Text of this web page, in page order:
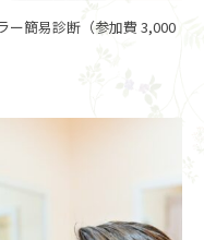
簡易診断（参加費 3,000